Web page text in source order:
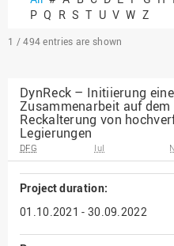
P Q R S T U V W Z
1 / 494 entries are shown
DynReck – Initiierung
Zusammenarbeit auf
Reckalterung von
Legierungen
DFG IuI
Project duration:
01.10.2021 - 30.09.2022